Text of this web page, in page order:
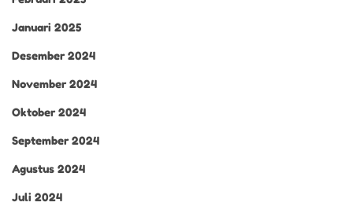
Januari 2025
Desember 2024
November 2024
Oktober 2024
September 2024
Agustus 2024
Juli 2024